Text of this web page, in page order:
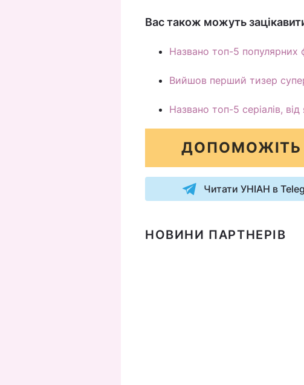
Вас також можуть
Названо топ-5 популярних
Вийшов перший тизер
Названо топ-5 серіалів,
ДОПОМОЖІТЬ
Читати УНІАН в
НОВИНИ ПАРТНЕРІВ